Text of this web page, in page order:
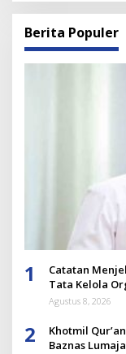
Berita Populer
1
Catatan
Tata Kelola
Dirinya
Agustus 8, 2026
2
Khotmil
Baznas